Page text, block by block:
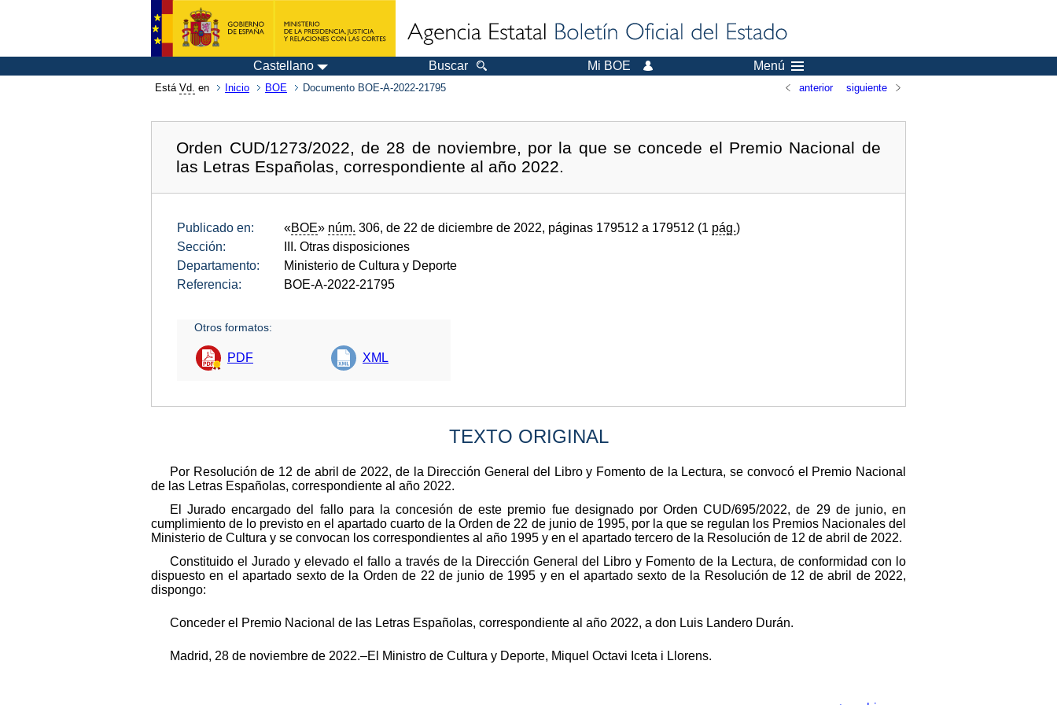
Castellano Buscar Mi BOE Menú
Está Vd. en Inicio BOE Documento BOE-A-2022-21795 anterior siguiente
Orden CUD/1273/2022, de 28 de noviembre, por la que se concede el Premio Nacional de
las Letras Españolas, correspondiente al año 2022.
Publicado en: «BOE» núm. 306, de 22 de diciembre de 2022, páginas 179512 a 179512 (1 pág.)
Sección:
III. Otras disposiciones
Departamento:
Ministerio de Cultura y Deporte
Referencia:
BOE-A-2022-21795
Otros formatos:
PDF XML
TEXTO ORIGINAL
Por Resolución de 12 de abril de 2022, de la Dirección General del Libro y Fomento de la Lectura, se convocó el Premio Nacional
de las Letras Españolas, correspondiente al año 2022.
El Jurado encargado del fallo para la concesión de este premio fue designado por Orden CUD/695/2022, de 29 de junio, en
cumplimiento de lo previsto en el apartado cuarto de la Orden de 22 de junio de 1995, por la que se regulan los Premios Nacionales del
Ministerio de Cultura y se convocan los correspondientes al año 1995 y en el apartado tercero de la Resolución de 12 de abril de 2022.
Constituido el Jurado y elevado el fallo a través de la Dirección General del Libro y Fomento de la Lectura, de conformidad con lo
dispuesto en el apartado sexto de la Orden de 22 de junio de 1995 y en el apartado sexto de la Resolución de 12 de abril de 2022,
dispongo:
Conceder el Premio Nacional de las Letras Españolas, correspondiente al año 2022, a don Luis Landero Durán.
Madrid, 28 de noviembre de 2022.–El Ministro de Cultura y Deporte, Miquel Octavi Iceta i Llorens.